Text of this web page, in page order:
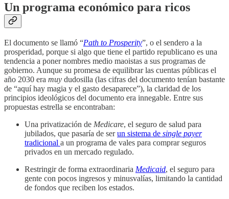
Un programa económico para ricos
El documento se llamó “Path to Prosperity”, o el sendero a la
prosperidad, porque si algo que tiene el partido republicano es una
tendencia a poner nombres medio maoistas a sus programas de
gobierno. Aunque su promesa de equilibrar las cuentas públicas el
año 2030 era muy dudosilla (las cifras del documento tenían bastante
de “aquí hay magia y el gasto desaparece”), la claridad de los
principios ideológicos del documento era innegable. Entre sus
propuestas estrella se encontraban:
Una privatización de Medicare, el seguro de salud para
jubilados, que pasaría de serun sistema de single payer
tradicional a un programa de vales para comprar seguros
privados en un mercado regulado.
Restringir de forma extraordinaria Medicaid, el seguro para
gente con pocos ingresos y minusvalías, limitando la cantidad
de fondos que reciben los estados.